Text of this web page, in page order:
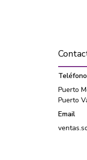
Teléfono
Puerto
Puerto
Email